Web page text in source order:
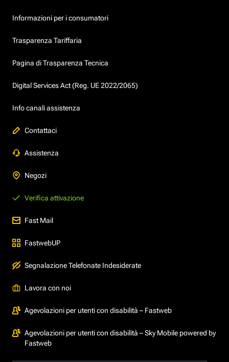
Informazioni per i consumatori
Trasparenza Tariffaria
Pagina di Trasparenza Tecnica
Digital Services Act (Reg. UE 2022/2065)
Info canali assistenza
Contattaci
Assistenza
Negozi
Verifica attivazione
Fast Mail
FastwebUP
Segnalazione Telefonate Indesiderate
Lavora con noi
Agevolazioni per utenti con disabilità – Fastweb
Agevolazioni per utenti con disabilità – Sky Mobile powered by
Fastweb